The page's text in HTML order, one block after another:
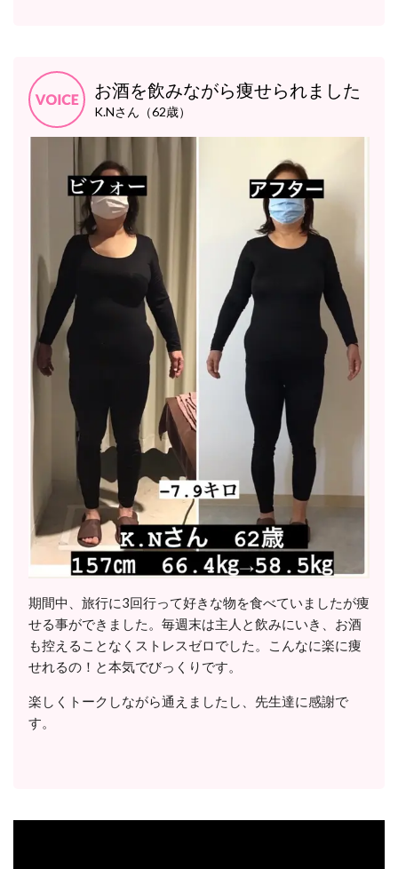
お酒を飲みながら痩せられました
K.Nさん（62歳）
期間中、旅行に3回行って好きな物を食べていましたが痩
せる事ができました。毎週末は主人と飲みにいき、お酒
も控えることなくストレスゼロでした。こんなに楽に痩
せれるの！と本気でびっくりです。
楽しくトークしながら通えましたし、先生達に感謝で
す。